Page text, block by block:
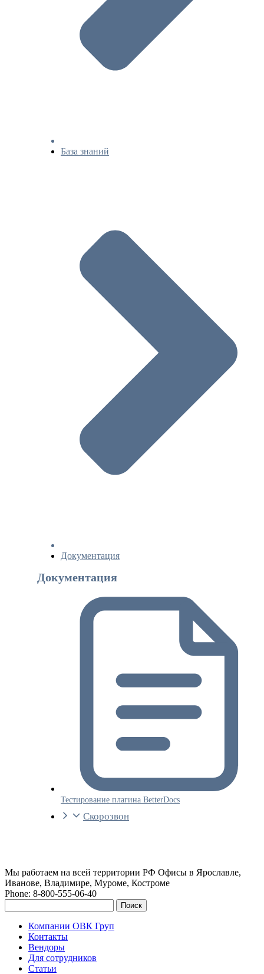
База знаний
Документация
Документация
Тестирование плагина BetterDocs
Скорозвон
Мы работаем на всей территории РФ Офисы в Ярославле,
Иванове, Владимире, Муроме, Костроме
Phone: 8-800-555-06-40
Поиск
Компании ОВК Груп
Контакты
Вендоры
Для сотрудников
Статьи